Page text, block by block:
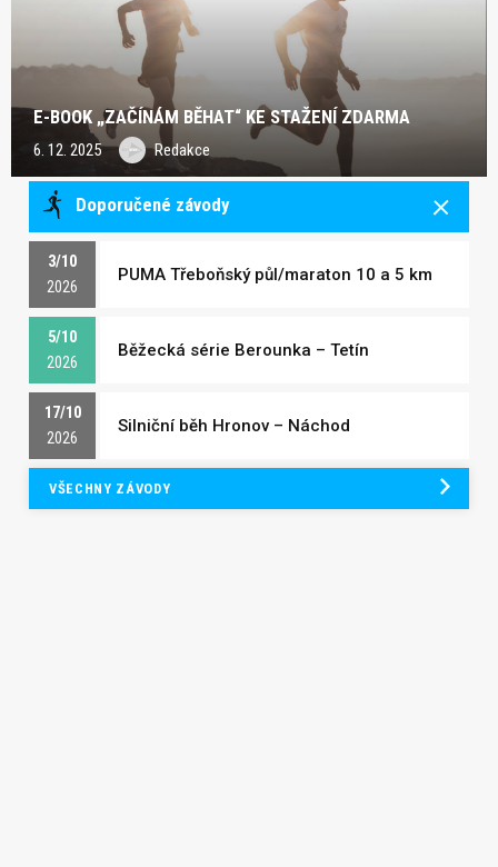
E-BOOK „ZAČÍNÁM BĚHAT“ KE STAŽENÍ ZDARMA
6. 12. 2025 Redakce
Doporučené závody
3/10
2026
PUMA Třeboňský půl/maraton 10 a 5 km
5/10
2026
Běžecká série Berounka – Tetín
17/10
2026
Silniční běh Hronov – Náchod
VŠECHNY ZÁVODY